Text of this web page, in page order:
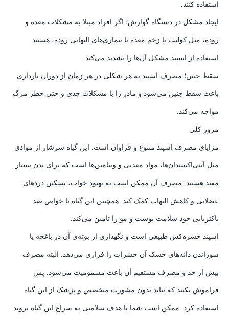
استفاده کنند.
ایجاد مشکل در دستگاه گوارش؛ اگر افراد مبتلا به مشکلات معده و
روده، مثل کولیت یا زخم معده یا بیماری‌های التهابی روده، هستند
استفاده از اسپند مشکل آن‌ها را تشدید می‌کند.
سقط جنین؛ مصرف اسپند به هر شکلی در هر زمان از دوران بارداری
باعث سقط جنین می‌شود و مادر را با مشکلات جدی و حتی خطر مرگ
مواجه می‌کند.
مرور کلی
مزایای مصرف اسپند متنوع و فراوان است. این گیاه سرشار از موادی
مثل آنتی‌اکسیدان‌ها، مواد معدنی و ویتامین‌ها است که برای بدن بسیار
مفید هستند. مصرف آن ممکن است به بهبود خواب، تسکین دردهای
عضلانی و کاهش التهاب کمک کند. همچنین این گیاه با خواص ضد
باکتریایی خود سلامت پوست و مو را تامین می‌کند.
اسپند حشره‌کش طبیعی است و نگهداری از بوته‌ی آن در باغچه یا
سوزاندن دانه‌های خشک آن حشرات را فراری می‌دهد. البته مصرف
بیش از حد و مصرف مستقیم آن باعث مسمومیت می‌شود. پس
فراموش نکنید که نباید بدون مشورت متخصص و پزشک از این گیاه
استفاده کرد. ممکن است شما با هدف سلامتی به سراغ این گیاه بروید